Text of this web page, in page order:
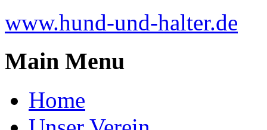
www.hund-und-halter.de
Main Menu
Home